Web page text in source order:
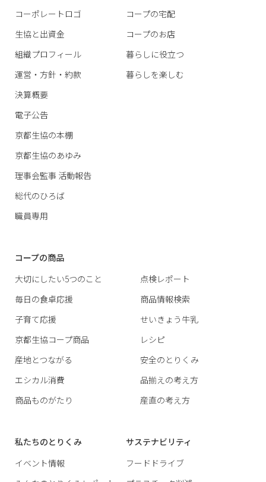
コーポレートロゴ
生協と出資金
組織プロフィール
運営・方針・約款
決算概要
電子公告
京都生協の本棚
京都生協のあゆみ
理事会監事 活動報告
総代のひろば
職員専用
コープの宅配
コープのお店
暮らしに役立つ
暮らしを楽しむ
コープの商品
大切にしたい5つのこと
毎日の食卓応援
子育て応援
京都生協コープ商品
産地とつながる
エシカル消費
商品ものがたり
点検レポート
商品情報検索
せいきょう牛乳
レシピ
安全のとりくみ
品揃えの考え方
産直の考え方
私たちのとりくみ
イベント情報
サステナビリティ
フードドライブ